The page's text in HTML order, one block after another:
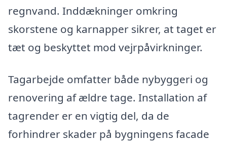
regnvand. Inddækninger omkring
skorstene og karnapper sikrer, at taget er
tæt og beskyttet mod vejrpåvirkninger.
Tagarbejde omfatter både nybyggeri og
renovering af ældre tage. Installation af
tagrender er en vigtig del, da de
forhindrer skader på bygningens facade